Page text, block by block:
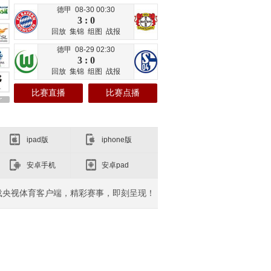
德甲 08-30 00:30
3 : 0
回放 集锦 组图 战报
德甲 08-29 02:30
3 : 0
回放 集锦 组图 战报
比赛直播 比赛点播
ipad版 iphone版
安卓手机 安卓pad
央视体育客户端，精彩赛事，即刻呈现！